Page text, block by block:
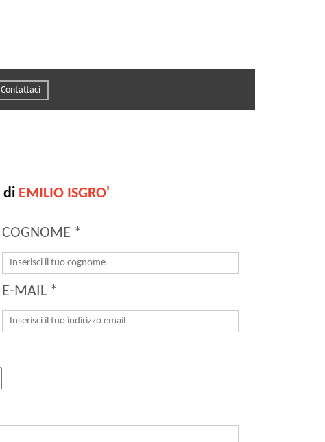
Contattaci
di EMILIO ISGRO'
COGNOME *
E-MAIL *